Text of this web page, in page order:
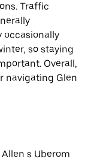
Traffic
occasionally
so staying
Overall,
navigating Glen
s Uberom